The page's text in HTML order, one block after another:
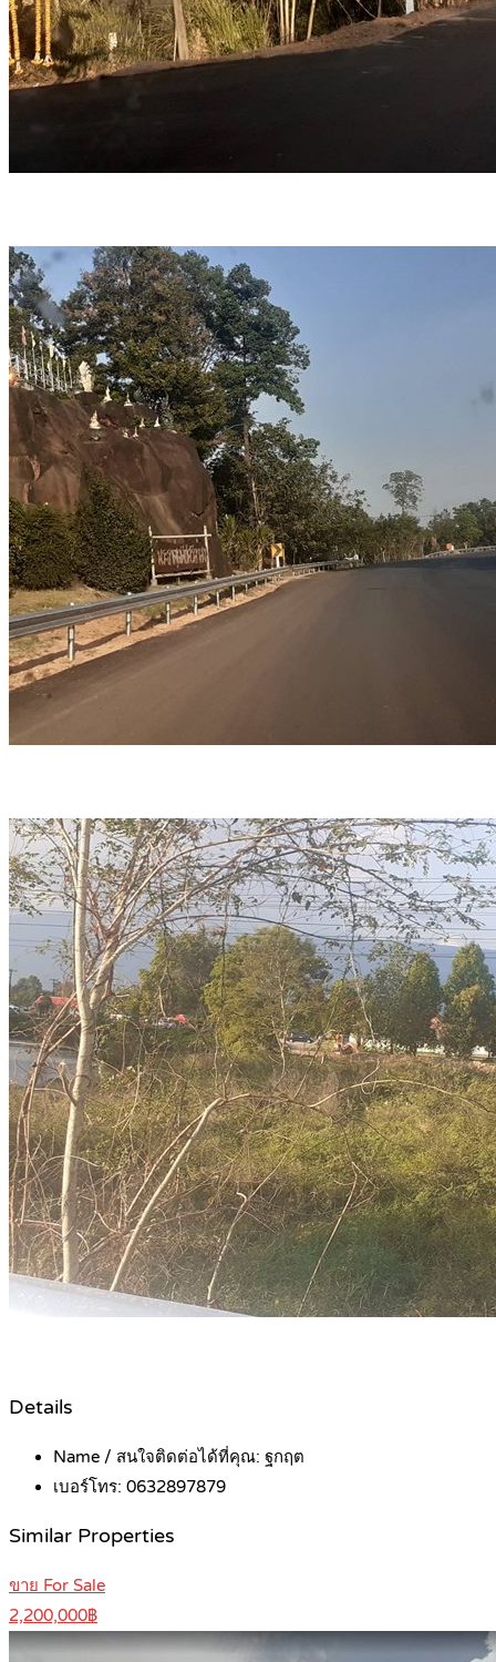
Details
Name / สนใจติดต่อได้ที่คุณ: ฐกฤต
เบอร์โทร: 0632897879
Similar Properties
ขาย For Sale
2,200,000฿